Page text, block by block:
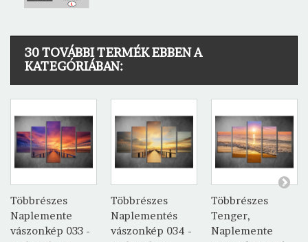
30 TOVÁBBI TERMÉK EBBEN A
KATEGÓRIÁBAN:
Többrészes
Naplemente
vászonkép 033 -
Többrészes
Naplementés
vászonkép 034 -
Többrészes
Tenger,
Naplemente